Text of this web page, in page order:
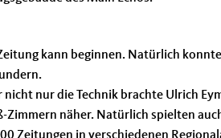
kann beginnen. Natürlich
nicht nur die Technik brachte Ulrich
Zimmern näher. Natürlich spielten